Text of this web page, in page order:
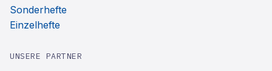
Sonderhefte
Einzelhefte
UNSERE PARTNER